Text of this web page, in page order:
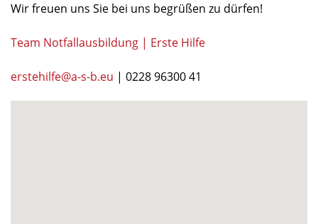
Wir freuen uns Sie bei uns begrüßen zu dürfen!
Team Notfallausbildung | Erste Hilfe
erstehilfe@a-s-b.eu | 0228 96300 41